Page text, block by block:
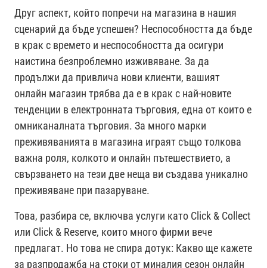
Друг аспект, който попречи на магазина в нашия
сценарий да бъде успешен? Неспособността да бъде
в крак с времето и неспособността да осигури
наистина безпроблемно изживяване. За да
продължи да привлича нови клиенти, вашият
онлайн магазин трябва да е в крак с най-новите
тенденции в електронната търговия, една от които е
омниканалната търговия. За много марки
преживяванията в магазина играят също толкова
важна роля, колкото и онлайн пътешествието, а
свързването на тези две неща ви създава уникално
преживяване при пазаруване.
Това, разбира се, включва услуги като Click & Collect
или Click & Reserve, които много фирми вече
предлагат. Но това не спира дотук: Какво ще кажете
за разпродажба на стоки от миналия сезон онлайн